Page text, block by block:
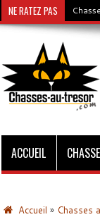
NE RATEZ PAS
ACCUEIL
Accueil » Chasses